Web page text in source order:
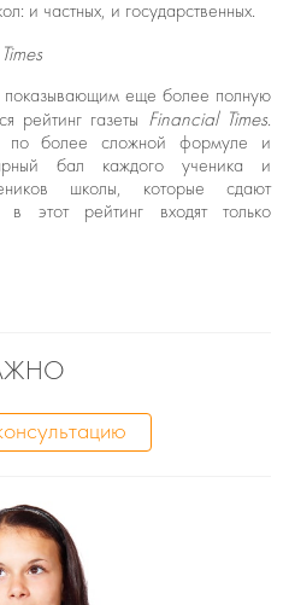
и частных, и государственных.
показывающим еще более полную
рейтинг газеты Financial Times.
по более сложной формуле и
бал каждого ученика и
школы, которые сдают
этот рейтинг входят только